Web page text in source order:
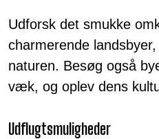
Udforsk det smukke
charmerende
naturen. Besøg også
væk, og oplev dens
Udflugtsmuligheder